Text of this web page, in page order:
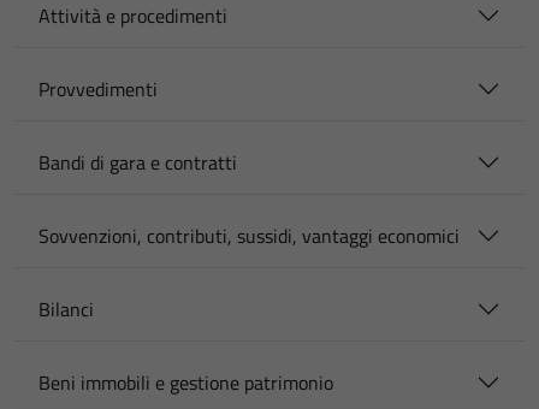
Attività e procedimenti
Provvedimenti
Bandi di gara e contratti
Sovvenzioni, contributi, sussidi, vantaggi economici
Bilanci
Beni immobili e gestione patrimonio